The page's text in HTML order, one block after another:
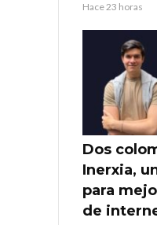
Hace 23 horas
Dos
Inerxia,
para
de